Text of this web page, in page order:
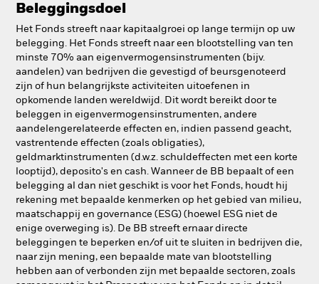
Ons bedrijf
Beleggingsdoel
Het Fonds streeft naar kapitaalgroei op lange termijn op uw
belegging. Het Fonds streeft naar een blootstelling van ten
minste 70% aan eigenvermogensinstrumenten (bijv.
aandelen) van bedrijven die gevestigd of beursgenoteerd
zijn of hun belangrijkste activiteiten uitoefenen in
opkomende landen wereldwijd. Dit wordt bereikt door te
beleggen in eigenvermogensinstrumenten, andere
aandelengerelateerde effecten en, indien passend geacht,
vastrentende effecten (zoals obligaties),
geldmarktinstrumenten (d.w.z. schuldeffecten met een korte
looptijd), deposito's en cash. Wanneer de BB bepaalt of een
belegging al dan niet geschikt is voor het Fonds, houdt hij
rekening met bepaalde kenmerken op het gebied van milieu,
maatschappij en governance (ESG) (hoewel ESG niet de
enige overweging is). De BB streeft ernaar directe
beleggingen te beperken en/of uit te sluiten in bedrijven die,
naar zijn mening, een bepaalde mate van blootstelling
hebben aan of verbonden zijn met bepaalde sectoren, zoals